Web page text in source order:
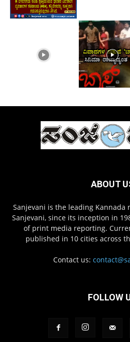
ABOUT
Sanjevani is the leading Kannada
Sanjevani, since its inception in
of print media reporting.
published in 10 cities across
Contact us:
FOLLOW